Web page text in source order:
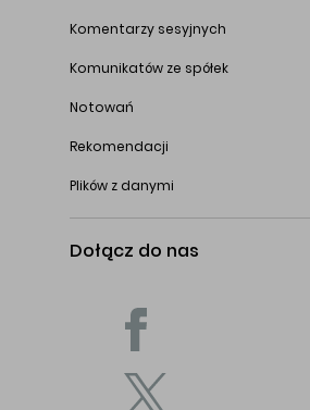
Komentarzy sesyjnych
Komunikatów ze spółek
Notowań
Rekomendacji
Plików z danymi
Dołącz do nas